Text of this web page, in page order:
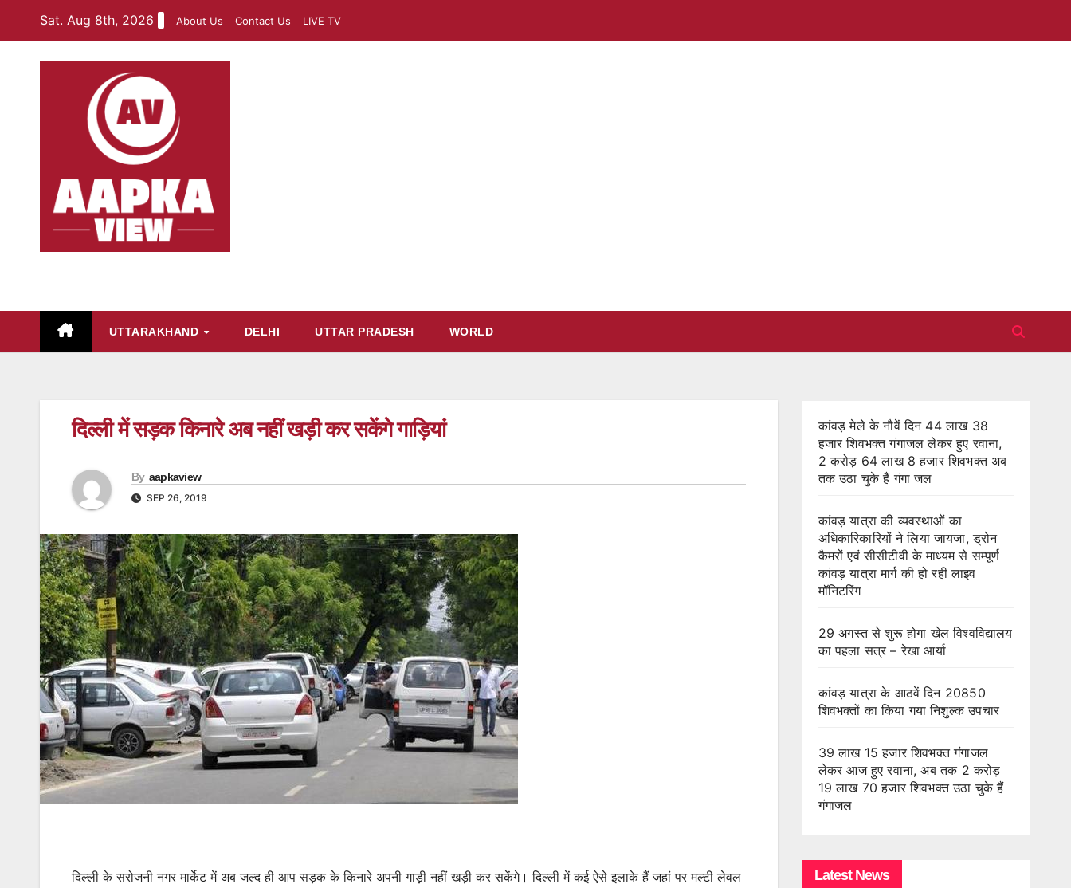
content
Sat. Aug 8th, 2026 About Us Contact Us LIVE TV
UTTARAKHAND DELHI UTTAR PRADESH WORLD
दिल्ली में सड़क किनारे अब नहीं खड़ी कर सकेंगे गाड़ियां
By aapkaview
SEP 26, 2019
दिल्ली के सरोजनी नगर मार्केट में अब जल्द ही आप सड़क के किनारे अपनी गाड़ी नहीं खड़ी कर सकेंगे। दिल्ली में कई ऐसे इलाके हैं जहां पर मल्टी लेवल
कांवड़ मेले के नौवें दिन 44 लाख 38
हजार शिवभक्त गंगाजल लेकर हुए रवाना,
2 करोड़ 64 लाख 8 हजार शिवभक्त अब
तक उठा चुके हैं गंगा जल
कांवड़ यात्रा की व्यवस्थाओं का
अधिकारिकारियों ने लिया जायजा, ड्रोन
कैमरों एवं सीसीटीवी के माध्यम से सम्पूर्ण
कांवड़ यात्रा मार्ग की हो रही लाइव
मॉनिटरिंग
29 अगस्त से शुरू होगा खेल विश्वविद्यालय
का पहला सत्र – रेखा आर्या
कांवड़ यात्रा के आठवें दिन 20850
शिवभक्तों का किया गया निशुल्क उपचार
39 लाख 15 हजार शिवभक्त गंगाजल
लेकर आज हुए रवाना, अब तक 2 करोड़
19 लाख 70 हजार शिवभक्त उठा चुके हैं
गंगाजल
Latest News